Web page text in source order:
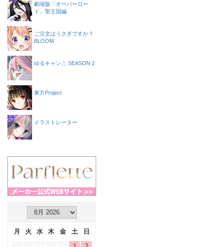
劇場版「オーバーロー
ド」聖王国編
ご注文はうさぎですか？
BLOOM
ゆるキャン△ SEASON 2
東方Project
イラストレーター
月 火 水 木 金 土
日